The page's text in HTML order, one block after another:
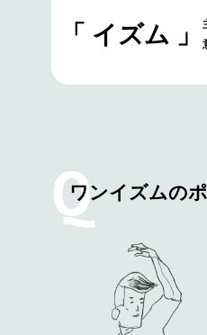
「 イズム 」
Q
ワンイズムの